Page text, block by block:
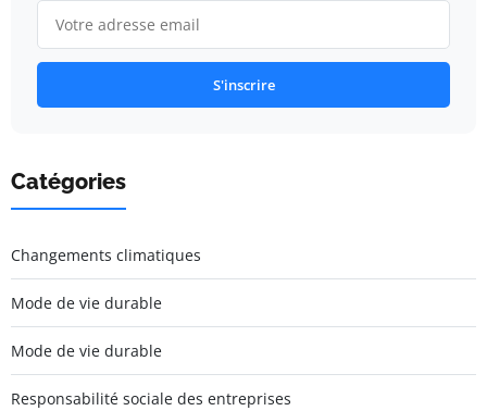
S'inscrire
Catégories
Changements climatiques
Mode de vie durable
Mode de vie durable
Responsabilité sociale des entreprises